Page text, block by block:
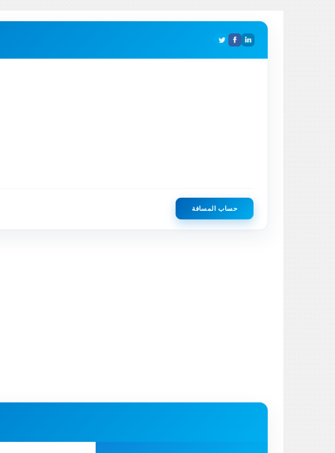
حساب المسافة